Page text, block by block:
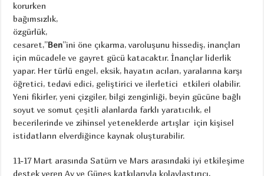
korurken
bağımsızlık,
özgürlük,
cesaret,”Ben”ini öne çıkarma, varoluşunu hissediş, inançları
için mücadele ve gayret gücü katacaktır. İnançlar liderlik
yapar. Her türlü engel, eksik, hayatın acıları, yaralarına karşı
öğretici, tedavi edici, geliştirici ve ilerletici etkileri olabilir.
Yeni fikirler, yeni çizgiler, bilgi zenginliği, beyin gücüne bağlı
soyut ve somut çeşitli alanlarda farklı yaratıcılık, el
becerilerinde ve zihinsel yeteneklerde artışlar için kişisel
istidatların elverdiğince kaynak oluşturabilir.
11-17 Mart arasında Satürn ve Mars arasındaki iyi etkileşime
destek veren Ay ve Güneş katkılarıyla kolaylaştırıcı,